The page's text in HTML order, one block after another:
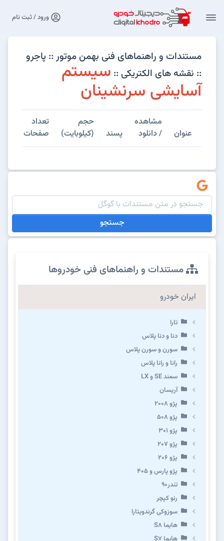
ورود / ثبت نام
مستندات و راهنماهای فنی بهمن موتور :: پاجرو
:: نقشه های الکتریکی :: سیستم
آسایشی سرنشینان
عنوان
مشاهده
/ دانلود
پسند
حجم
(کیلوبایت)
تعداد
صفحات
جستجو
مستندات و راهنماهای فنی خودروها
ایران خودرو
تارا
دنا و دنا پلاس
سورن و سورن پلاس
رانا و رانا پلاس
سمند SE و LX
آریسان
پژو ۲۰۰۸
پژو ۵۰۸
پژو 301
پژو ۲۰۷
پژو ۲۰۶
پژو پارس و ۴۰۵
تندر۹۰
رنو کپچر
سوزوکی گرندویتارا
هایما S8